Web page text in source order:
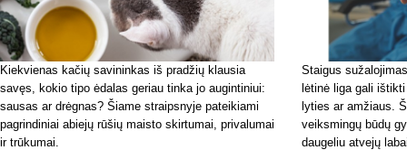
Kiekvienas kačių savininkas iš pradžių klausia
savęs, kokio tipo ėdalas geriau tinka jo augintiniui:
sausas ar drėgnas? Šiame straipsnyje pateikiami
pagrindiniai abiejų rūšių maisto skirtumai, privalumai
ir trūkumai.
Staigus
lėtinė liga gali
lyties ar amžiaus.
veiksmingų būdų
daugeliu atvejų